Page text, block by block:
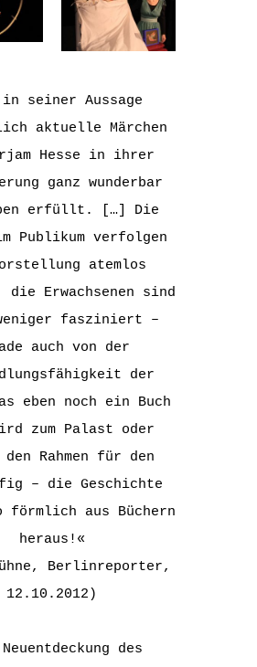
in seiner Aussage
aktuelle Märchen
Hesse in ihrer
ganz wunderbar
erfüllt. […] Die
Publikum verfolgen
atemlos
die Erwachsenen sind
fasziniert –
auch von der
der
eben noch ein Buch
zum Palast oder
Rahmen für den
– die Geschichte
förmlich aus Büchern
heraus!«
Berlinreporter,
12.10.2012)
des